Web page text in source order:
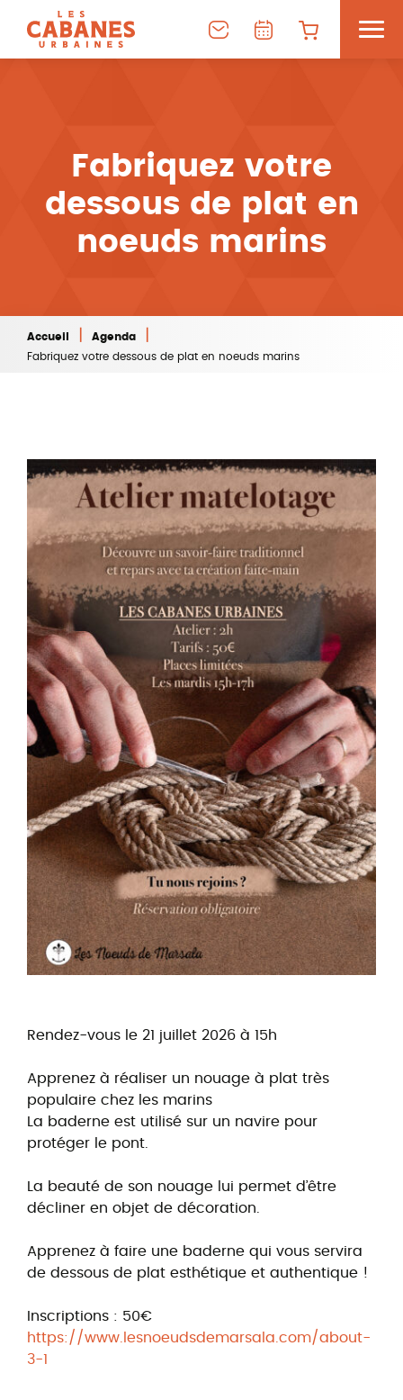
Fabriquez votre
dessous de plat en
noeuds marins
Accueil Agenda
Fabriquez votre dessous de plat en noeuds marins
Rendez-vous le 21 juillet 2026 à 15h
Apprenez à réaliser un nouage à plat très
populaire chez les marins
La baderne est utilisé sur un navire pour
protéger le pont.
La beauté de son nouage lui permet d’être
décliner en objet de décoration.
Apprenez à faire une baderne qui vous servira
de dessous de plat esthétique et authentique !
Inscriptions : 50€
https://www.lesnoeudsdemarsala.com/about-
3-1